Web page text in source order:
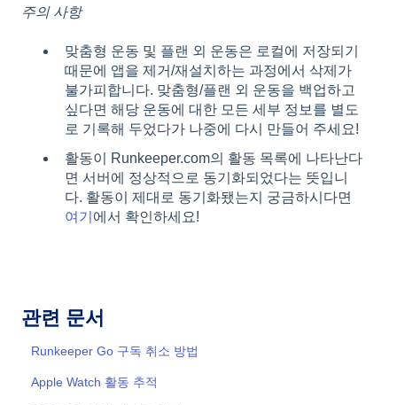
주의 사항
맞춤형 운동 및 플랜 외 운동은 로컬에 저장되기
때문에 앱을 제거/재설치하는 과정에서 삭제가
불가피합니다. 맞춤형/플랜 외 운동을 백업하고
싶다면 해당 운동에 대한 모든 세부 정보를 별도
로 기록해 두었다가 나중에 다시 만들어 주세요!
활동이 Runkeeper.com의 활동 목록에 나타난다
면 서버에 정상적으로 동기화되었다는 뜻입니
다. 활동이 제대로 동기화됐는지 궁금하시다면
여기 에서 확인하세요!
관련 문서
Runkeeper Go 구독 취소 방법
Apple Watch 활동 추적